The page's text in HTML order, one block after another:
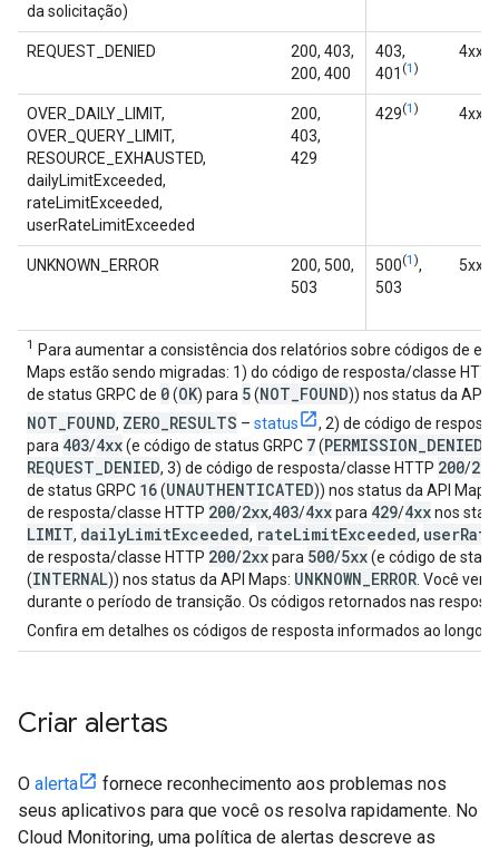
da solicitação)
REQUEST_DENIED
200, 403,
200, 400
403,
401 (1 )
4xx
OVER_DAILY_LIMIT,
OVER_QUERY_LIMIT,
RESOURCE_EXHAUSTED,
dailyLimitExceeded,
rateLimitExceeded,
userRateLimitExceeded
200,
403,
429
429(1 ) 4xx
UNKNOWN_ERROR
200, 500,
503
500(1 ),
503
5xx
1 Para aumentar a consistência dos relatórios sobre códigos de
Maps estão sendo migradas: 1) do código de resposta/classe
de status GRPC de 0(OK) para 5(NOT FOUND)) nos status da API
NOT FOUND, ZERO RESULTS – status
, 2) de código de
para 403/4xx(e código de status GRPC 7(PERMISSION DENIED
REQUEST DENIED, 3) de código de resposta/classe HTTP 200/2xx
de status GRPC 16(UNAUTHENTICATED)) nos status da API Maps:
de resposta/classe HTTP 200/2xx,403/4xxpara 429/4xxnos
LIMIT, dailyLimitExceeded, rateLimitExceeded, userRate
de resposta/classe HTTP 200/2xxpara 500/5xx(e código de
(INTERNAL)) nos status da API Maps: UNKNOWN ERROR . Você
durante o período de transição. Os códigos retornados nas
Confira em detalhes os códigos de resposta informados ao longo
Criar alertas
O alerta
fornece reconhecimento aos problemas nos
seus aplicativos para que você os resolva rapidamente. No
Cloud Monitoring, uma política de alertas descreve as